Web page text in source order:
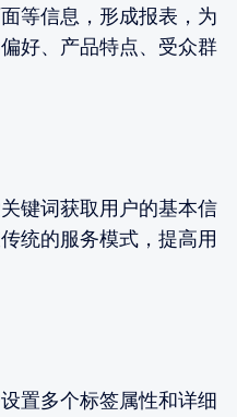
等信息，形成报表，为
好、产品特点、受众群
键词获取用户的基本信
统的服务模式，提高用
置多个标签属性和详细